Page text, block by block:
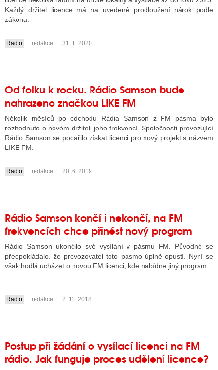
TELEVIZÍ
INTERNET
RÁDIA
STRÁNKY RÁDIÍ
STÁT BLOGEREM
DISKUTÉRA NA RADIOTV
STARŠÍCH DISKUZÍ
Každý držitel licence má na uvedené prodloužení nárok podle
zákona.
....
Radio redakce 31. 1. 2020
Od folku k rocku. Rádio Samson bude
nahrazeno značkou LIKE FM
Několik měsíců po odchodu Rádia Samson z FM pásma bylo
rozhodnuto o novém držiteli jeho frekvencí. Společnosti provozující
Rádio Samson se podařilo získat licenci pro nový projekt s názvem
LIKE FM.
....
Radio redakce 20. 6. 2019
Rádio Samson končí i nekončí, na FM
frekvencích chce přinést nový program
Rádio Samson ukončilo své vysílání v pásmu FM. Původně se
předpokládalo, že provozovatel toto pásmo úplně opustí. Nyní se
však hodlá ucházet o novou FM licenci, kde nabídne jiný program.
....
Radio redakce 2. 11. 2018
Postup při žádání o vysílací licenci na FM
rádio. Jak funguje proces udělení licence?